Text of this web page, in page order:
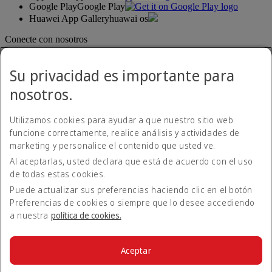
Google PlayGoogle Play
Huawei App Galleryhuawai os
Conecte con nosotros
Declaración de accesibilidad
Contacte con nosotros
Política de privacidad
Condiciones generales
Política de cookies
Ciberseguridad
Su privacidad es importante para
nosotros.
Utilizamos cookies para ayudar a que nuestro sitio web
funcione correctamente, realice análisis y actividades de
marketing y personalice el contenido que usted ve.
Al aceptarlas, usted declara que está de acuerdo con el uso
de todas estas cookies.
Puede actualizar sus preferencias haciendo clic en el botón
Preferencias de cookies o siempre que lo desee accediendo
a nuestra política de cookies.
Aceptar